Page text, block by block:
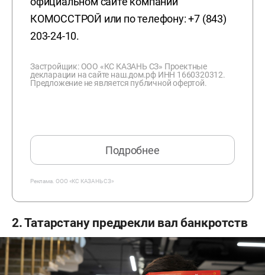
КОМОССТРОЙ или по телефону: +7 (843)
203-24-10.
Застройщик: ООО «КС КАЗАНЬ СЗ» Проектные
декларации на сайте наш.дом.рф ИНН 1660320312.
Предложение не является публичной офертой.
Подробнее
Реклама. ООО «КС КАЗАНЬ СЗ»
2. Татарстану предрекли вал банкротств